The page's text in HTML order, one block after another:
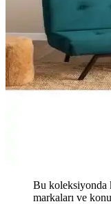
Bu koleksiyonda
markaları ve